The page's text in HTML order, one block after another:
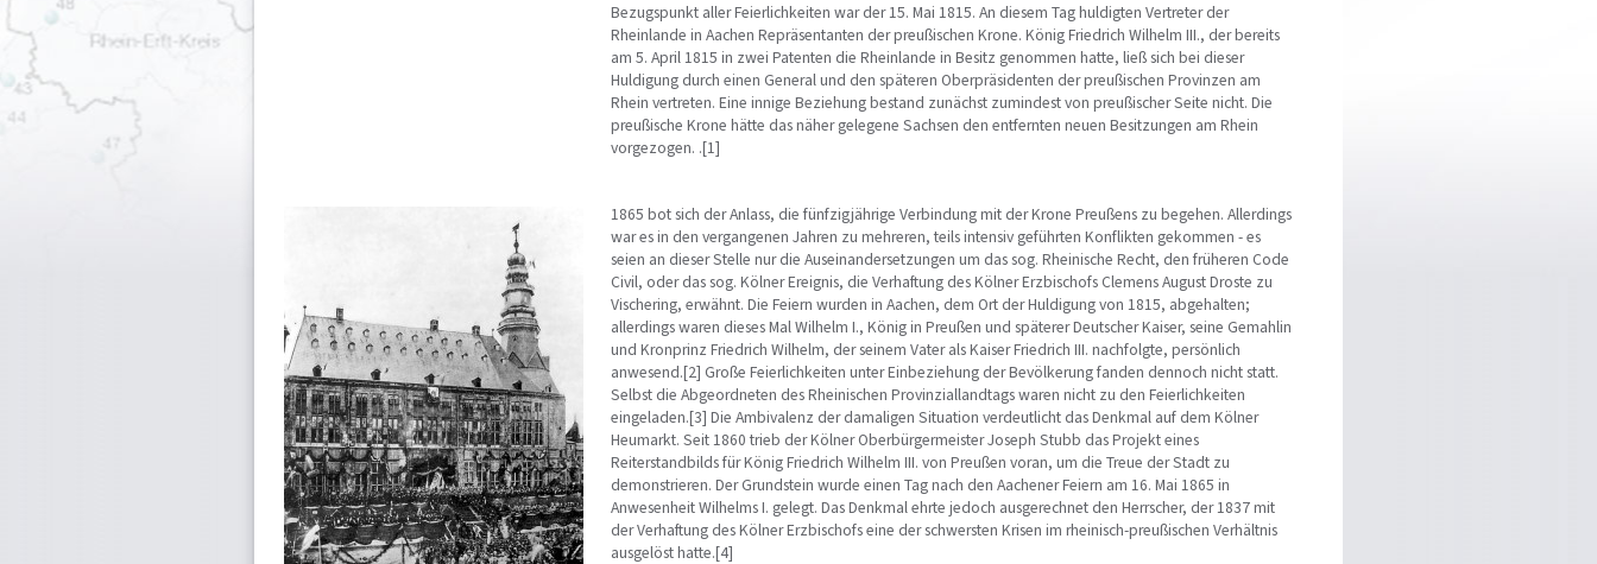
Bezugspunkt aller Feierlichkeiten war der 15. Mai 1815. An diesem Tag huldigten Vertreter der
Rheinlande in Aachen Repräsentanten der preußischen Krone. König Friedrich Wilhelm III., der bereits
am 5. April 1815 in zwei Patenten die Rheinlande in Besitz genommen hatte, ließ sich bei dieser
Huldigung durch einen General und den späteren Oberpräsidenten der preußischen Provinzen am
Rhein vertreten. Eine innige Beziehung bestand zunächst zumindest von preußischer Seite nicht. Die
preußische Krone hätte das näher gelegene Sachsen den entfernten neuen Besitzungen am Rhein
vorgezogen. .[1]
1865 bot sich der Anlass, die fünfzigjährige Verbindung mit der Krone Preußens zu begehen. Allerdings
war es in den vergangenen Jahren zu mehreren, teils intensiv geführten Konflikten gekommen - es
seien an dieser Stelle nur die Auseinandersetzungen um das sog. Rheinische Recht, den früheren Code
Civil, oder das sog. Kölner Ereignis, die Verhaftung des Kölner Erzbischofs Clemens August Droste zu
Vischering, erwähnt. Die Feiern wurden in Aachen, dem Ort der Huldigung von 1815, abgehalten;
allerdings waren dieses Mal Wilhelm I., König in Preußen und späterer Deutscher Kaiser, seine Gemahlin
und Kronprinz Friedrich Wilhelm, der seinem Vater als Kaiser Friedrich III. nachfolgte, persönlich
anwesend.[2] Große Feierlichkeiten unter Einbeziehung der Bevölkerung fanden dennoch nicht statt.
Selbst die Abgeordneten des Rheinischen Provinziallandtags waren nicht zu den Feierlichkeiten
eingeladen.[3] Die Ambivalenz der damaligen Situation verdeutlicht das Denkmal auf dem Kölner
Heumarkt. Seit 1860 trieb der Kölner Oberbürgermeister Joseph Stubb das Projekt eines
Reiterstandbilds für König Friedrich Wilhelm III. von Preußen voran, um die Treue der Stadt zu
demonstrieren. Der Grundstein wurde einen Tag nach den Aachener Feiern am 16. Mai 1865 in
Anwesenheit Wilhelms I. gelegt. Das Denkmal ehrte jedoch ausgerechnet den Herrscher, der 1837 mit
der Verhaftung des Kölner Erzbischofs eine der schwersten Krisen im rheinisch-preußischen Verhältnis
ausgelöst hatte.[4]